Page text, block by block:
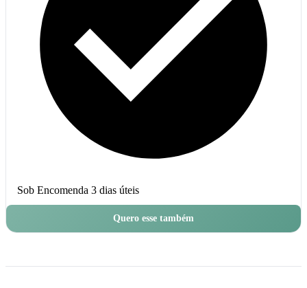
Sob Encomenda 3 dias úteis
Quero esse também